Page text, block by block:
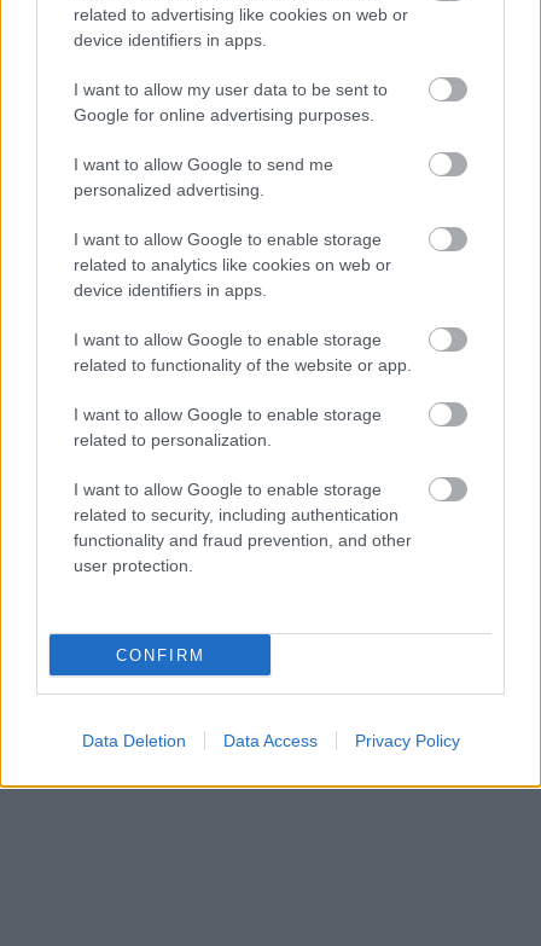
related to advertising like cookies on web or
device identifiers in apps.
I want to allow my user data to be sent to
Google for online advertising purposes.
I want to allow Google to send me
personalized advertising.
I want to allow Google to enable storage
related to analytics like cookies on web or
device identifiers in apps.
I want to allow Google to enable storage
related to functionality of the website or app.
I want to allow Google to enable storage
related to personalization.
I want to allow Google to enable storage
related to security, including authentication
functionality and fraud prevention, and other
user protection.
CONFIRM
Data Deletion Data Access Privacy Policy